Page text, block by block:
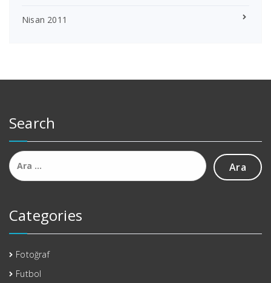
Nisan 2011
Search
Arama:
Categories
Fotoğraf
Futbol